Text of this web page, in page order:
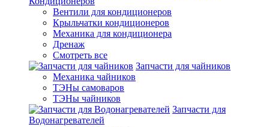
Вентили для кондиционеров
Крыльчатки кондиционеров
Механика для кондиционера
Дренаж
Смотреть все
Запчасти для чайников
Механика чайников
ТЭНы самоваров
ТЭНы чайников
Запчасти для
Водонагревателей